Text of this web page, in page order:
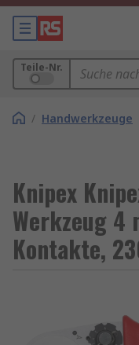
Teile-Nr.
/ Handwerkzeuge
Knipex
Werkzeug 4
Kontakte,